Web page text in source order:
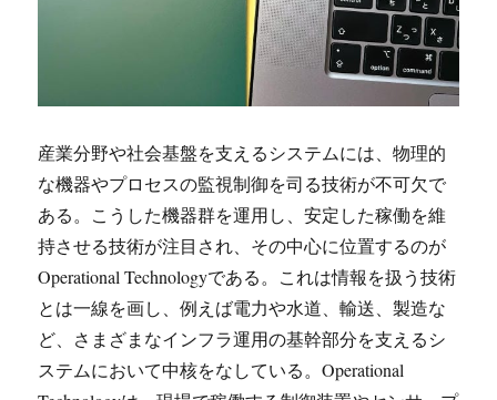
産業分野や社会基盤を支えるシステムには、物理的
な機器やプロセスの監視制御を司る技術が不可欠で
ある。 こうした機器群を運用し、安定した稼働を維
持させる技術が注目され、その中心に位置するのが
Operational Technologyである。これは情報を扱う技術
とは一線を画し、例えば電力や水道、輸送、製造な
ど、さまざまなインフラ運用の基幹部分を支えるシ
ステムにおいて中核をなしている。Operational